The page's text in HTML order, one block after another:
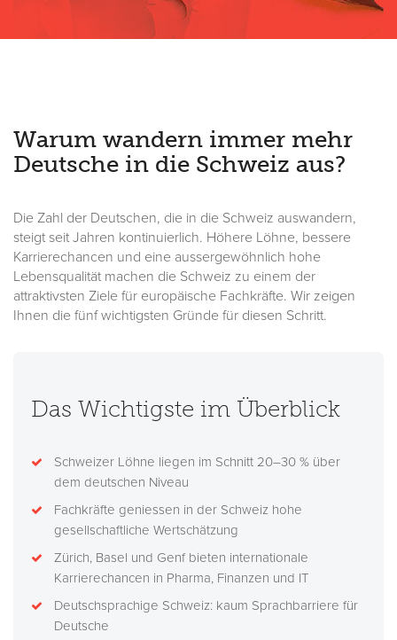
Warum wandern immer mehr
Deutsche in die Schweiz aus?
Die Zahl der Deutschen, die in die Schweiz auswandern,
steigt seit Jahren kontinuierlich. Höhere Löhne, bessere
Karrierechancen und eine aussergewöhnlich hohe
Lebensqualität machen die Schweiz zu einem der
attraktivsten Ziele für europäische Fachkräfte. Wir zeigen
Ihnen die fünf wichtigsten Gründe für diesen Schritt.
Das Wichtigste im Überblick
Schweizer Löhne liegen im Schnitt 20–30 % über
dem deutschen Niveau
Fachkräfte geniessen in der Schweiz hohe
gesellschaftliche Wertschätzung
Zürich, Basel und Genf bieten internationale
Karrierechancen in Pharma, Finanzen und IT
Deutschsprachige Schweiz: kaum Sprachbarriere für
Deutsche